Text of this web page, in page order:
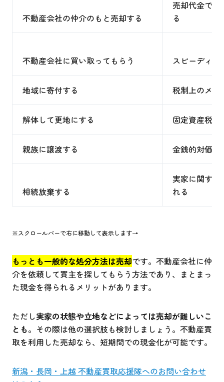
不動産会社の仲介のもと売却する
売却代金でま
る
不動産会社に買い取ってもらう スピーディ
地域に寄付する 税制上のメリ
解体して更地にする 固定資産税の
親族に譲渡する 金銭的対価を
相続放棄する
実家に関する
れる
※スクロールバーで右に移動して表示します→
もっとも一般的な処分方法は売却です。不動産会社に仲
介を依頼して買主を探してもらう方法であり、まとまっ
た現金を得られるメリットがあります。
ただし実家の状態や立地などによっては売却が難しいこ
とも。その際は他の選択肢も検討しましょう。不動産買
取を利用した売却なら、短期間での現金化が可能です。
新潟・長岡・上越 不動産買取応援隊へのお問い合わせ